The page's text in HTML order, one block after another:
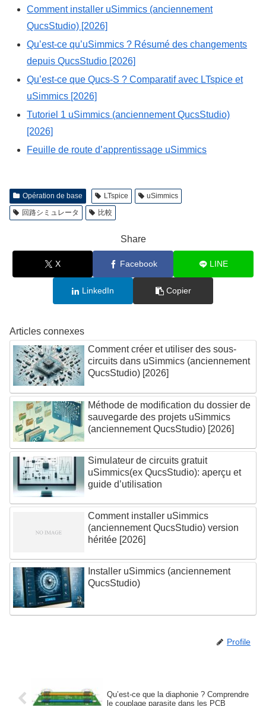
Comment installer uSimmics (anciennement
QucsStudio) [2026]
Qu’est-ce qu’uSimmics ? Résumé des changements
depuis QucsStudio [2026]
Qu’est-ce que Qucs-S ? Comparatif avec LTspice et
uSimmics [2026]
Tutoriel 1 uSimmics (anciennement QucsStudio)
[2026]
Feuille de route d’apprentissage uSimmics
Opération de base LTspice
uSimmics
回路シミュレータ
比較
Share
X Facebook LINE
LinkedIn Copier
Articles connexes
Comment créer et utiliser des sous-
circuits dans uSimmics (anciennement
QucsStudio) [2026]
Méthode de modification du dossier de
sauvegarde des projets uSimmics
(anciennement QucsStudio) [2026]
Simulateur de circuits gratuit
uSimmics(ex QucsStudio): aperçu et
guide d’utilisation
Comment installer uSimmics
(anciennement QucsStudio) version
héritée [2026]
Installer uSimmics (anciennement
QucsStudio)
Profile
Qu’est-ce que la diaphonie ? Comprendre
le couplage parasite dans les PCB